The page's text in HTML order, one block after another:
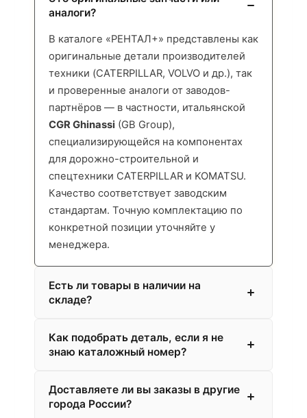
аналоги?
В каталоге «РЕНТАЛ+» представлены как
оригинальные детали производителей
техники (CATERPILLAR, VOLVO и др.), так
и проверенные аналоги от заводов-
партнёров — в частности, итальянской
CGR Ghinassi (GB Group),
специализирующейся на компонентах
для дорожно-строительной и
спецтехники CATERPILLAR и KOMATSU.
Качество соответствует заводским
стандартам. Точную комплектацию по
конкретной позиции уточняйте у
менеджера.
Есть ли товары в наличии на
складе?
Как подобрать деталь, если я не
знаю каталожный номер?
Доставляете ли вы заказы в другие
города России?